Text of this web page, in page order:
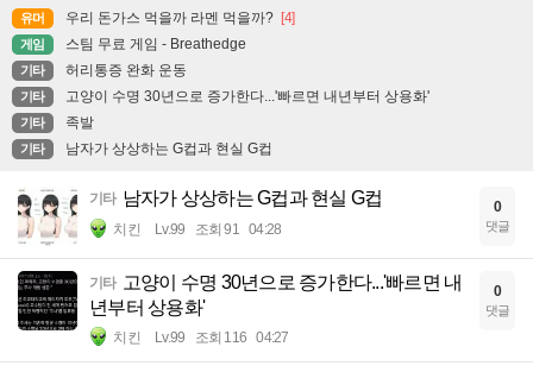
유머 우리 돈가스 먹을까 라멘 먹을까? [4]
게임 스팀 무료 게임 - Breathedge
기타 허리통증 완화 운동
기타 고양이 수명 30년으로 증가한다...'빠르면 내년부터 상용화'
기타 족발
기타 남자가 상상하는 G컵과 현실 G컵
기타 남자가 상상하는 G컵과 현실 G컵
치킨 Lv.99 조회 91 04:28
0
댓글
기타 고양이 수명 30년으로 증가한다...'빠르면 내
년부터 상용화'
치킨 Lv.99 조회 116 04:27
0
댓글